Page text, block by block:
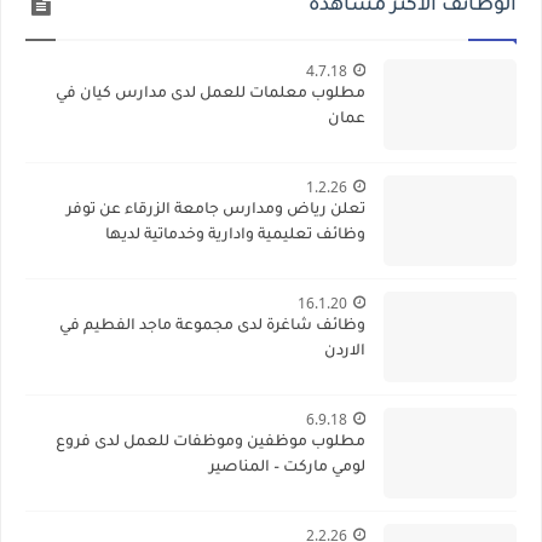
الوظائف الاكثر مشاهدة
4.7.18
مطلوب معلمات للعمل لدى مدارس كيان في
عمان
1.2.26
تعلن رياض ومدارس جامعة الزرقاء عن توفر
وظائف تعليمية وادارية وخدماتية لديها
16.1.20
وظائف شاغرة لدى مجموعة ماجد الفطيم في
الاردن
6.9.18
مطلوب موظفين وموظفات للعمل لدى فروع
لومي ماركت – المناصير
2.2.26